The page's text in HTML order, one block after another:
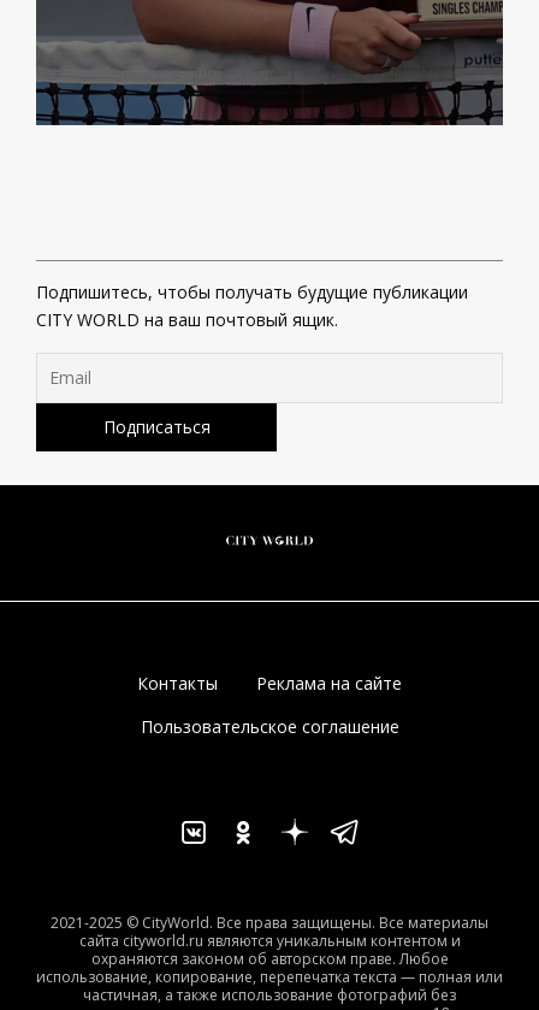
Подпишитесь, чтобы получать будущие публикации
CITY WORLD на ваш почтовый ящик.
Контакты
Реклама на сайте
Пользовательское соглашение
2021-2025 © CityWorld. Все права защищены. Все материалы
сайта cityworld.ru являются уникальным контентом и
охраняются законом об авторском праве. Любое
использование, копирование, перепечатка текста — полная или
частичная, а также использование фотографий без